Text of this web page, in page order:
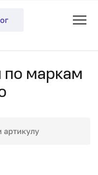
маркам